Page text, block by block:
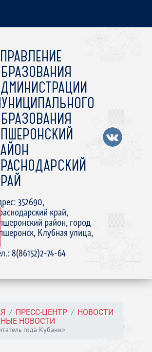
352690,
Краснодарский край,
Апшеронский район, город
Апшеронск, Клубная улица,
8(86152)2-74-64
ПРЕСС-ЦЕНТР
НОВОСТИ
НОВОСТИ
года Кубани»